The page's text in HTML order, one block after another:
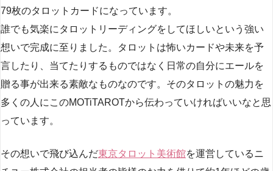
79枚のタロットカードになっています。
誰でも気楽にタロットリーディングをしてほしいという強い
想いで完成に至りました。タロットは怖いカードや未来を予
言したり、当てたりするものではなく日常の自分にエールを
贈る事が出来る素敵なものなのです。そのタロットの魅力を
多くの人にこのMOTiTAROTから伝わっていければいいなと思
っています。
その想いで飛び込んだ東京タロット美術館を運営しているニ